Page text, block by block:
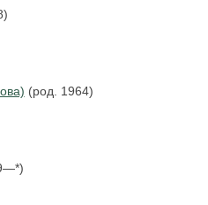
(род. 1964)